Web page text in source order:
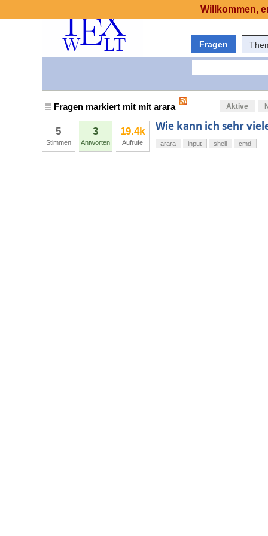
Fragen
Fragen markiert mit mit arara Aktive
5
Stimmen
3
Antworten
19.4k
Aufrufe
Wie kann ich sehr
arara input shell cmd
Willkommen,